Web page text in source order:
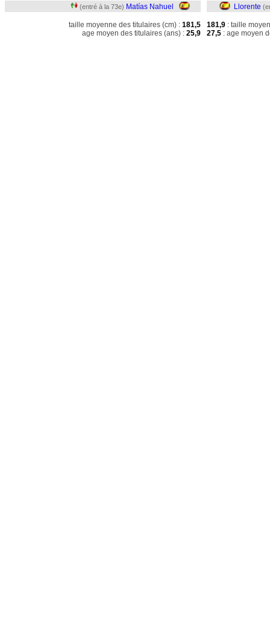
(entré à la 73e) Matías Nahuel
taille moyenne des titulaires (cm) : 181,5
age moyen des titulaires (ans) : 25,9
Llorente
181,9 : taille
27,5 : age moyen